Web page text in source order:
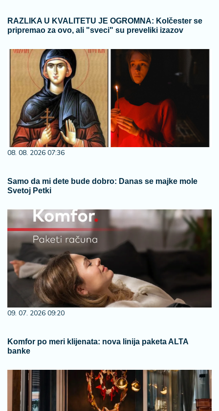
RAZLIKA U KVALITETU JE OGROMNA: Kolčester se
pripremao za ovo, ali "sveci" su preveliki izazov
08. 08. 2026 07:36
Samo da mi dete bude dobro: Danas se majke mole
Svetoj Petki
09. 07. 2026 09:20
Komfor po meri klijenata: nova linija paketa ALTA
banke